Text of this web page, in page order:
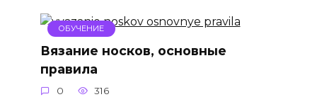
ОБУЧЕНИЕ
Вязание носков, основные
правила
0 316